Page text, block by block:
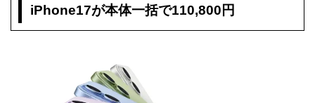
iPhone17が本体一括で110,800円